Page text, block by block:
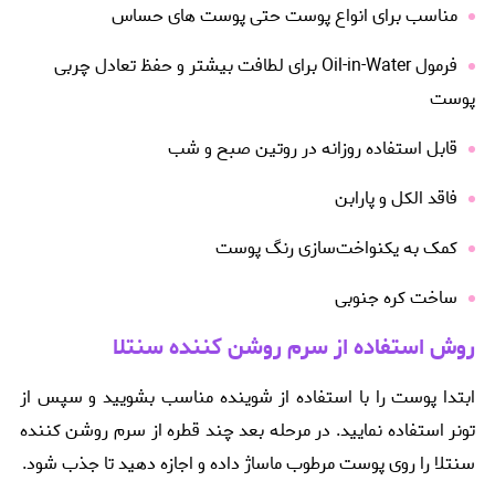
مناسب برای انواع پوست حتی پوست های حساس
فرمول Oil-in-Water برای لطافت بیشتر و حفظ تعادل چربی
پوست
قابل استفاده روزانه در روتین صبح و شب
فاقد الکل و پارابن
کمک به یکنواخت‌سازی رنگ پوست
ساخت کره جنوبی
روش استفاده از سرم روشن کننده سنتلا
ابتدا پوست را با استفاده از شوینده مناسب بشویید و سپس از
تونر استفاده نمایید. در مرحله بعد چند قطره از سرم روشن کننده
سنتلا را روی پوست مرطوب ماساژ داده و اجازه دهید تا جذب شود.